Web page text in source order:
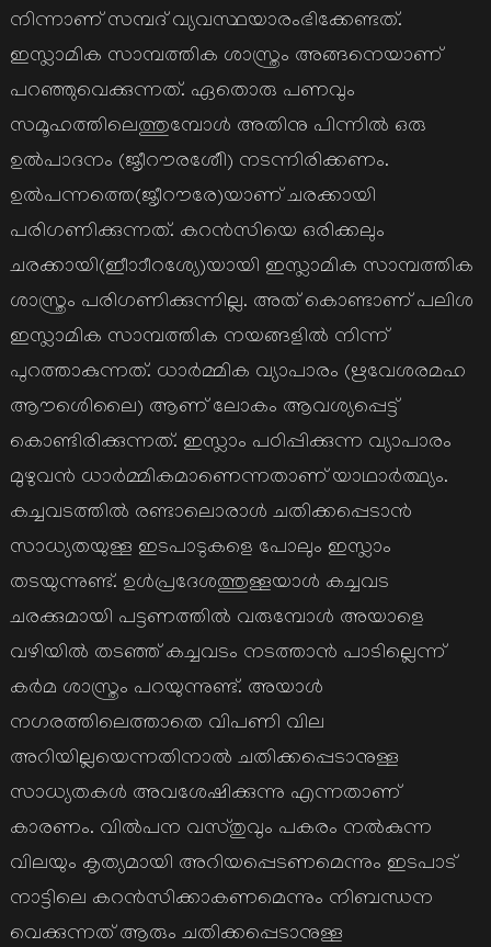
നിന്നാണ് സമ്പദ് വ്യവസ്ഥയാരംഭിക്കേണ്ടത്.
ഇസ്ലാമിക സാമ്പത്തിക ശാസ്ത്രം അങ്ങനെയാണ്
പറഞ്ഞുവെക്കുന്നത്. ഏതൊരു പണവും
സമൂഹത്തിലെത്തുമ്പോള്‍ അതിനു പിന്നില്‍ ഒരു
ഉല്‍പാദനം (ജൃീറൗരശേീി) നടന്നിരിക്കണം.
ഉല്‍പന്നത്തെ(ജൃീറൗരേ)യാണ് ചരക്കായി
പരിഗണിക്കുന്നത്. കറന്‍സിയെ ഒരിക്കലും
ചരക്കായി(ഇീാാീറശ്യേ)യായി ഇസ്ലാമിക സാമ്പത്തിക
ശാസ്ത്രം പരിഗണിക്കുന്നില്ല. അത് കൊണ്ടാണ് പലിശ
ഇസ്ലാമിക സാമ്പത്തിക നയങ്ങളില്‍ നിന്ന്
പുറത്താകുന്നത്. ധാര്‍മ്മിക വ്യാപാരം (ഋവേശരമഹ
ആൗശെിലൈ) ആണ് ലോകം ആവശ്യപ്പെട്ട്
കൊണ്ടിരിക്കുന്നത്. ഇസ്ലാം പഠിപ്പിക്കുന്ന വ്യാപാരം
മുഴുവന്‍ ധാര്‍മ്മികമാണെന്നതാണ് യാഥാര്‍ത്ഥ്യം.
കച്ചവടത്തില്‍ രണ്ടാലൊരാള്‍ ചതിക്കപ്പെടാന്‍
സാധ്യതയുള്ള ഇടപാടുകളെ പോലും ഇസ്ലാം
തടയുന്നുണ്ട്. ഉള്‍പ്രദേശത്തുള്ളയാള്‍ കച്ചവട
ചരക്കുമായി പട്ടണത്തില്‍ വരുമ്പോള്‍ അയാളെ
വഴിയില്‍ തടഞ്ഞ് കച്ചവടം നടത്താന്‍ പാടില്ലെന്ന്
കര്‍മ ശാസ്ത്രം പറയുന്നുണ്ട്. അയാള്‍
നഗരത്തിലെത്താതെ വിപണി വില
അറിയില്ലയെന്നതിനാല്‍ ചതിക്കപ്പെടാനുള്ള
സാധ്യതകള്‍ അവശേഷിക്കുന്നു എന്നതാണ്
കാരണം. വില്‍പന വസ്തുവും പകരം നല്‍കുന്ന
വിലയും കൃത്യമായി അറിയപ്പെടണമെന്നും ഇടപാട്
നാട്ടിലെ കറന്‍സിക്കാകണമെന്നും നിബന്ധന
വെക്കുന്നത് ആരും ചതിക്കപ്പെടാനുള്ള